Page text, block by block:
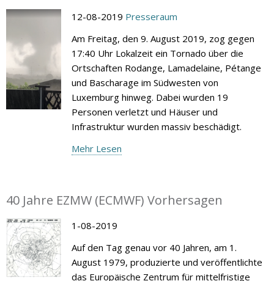
12-08-2019 Presseraum
Am Freitag, den 9. August 2019, zog gegen
17:40 Uhr Lokalzeit ein Tornado über die
Ortschaften Rodange, Lamadelaine, Pétange
und Bascharage im Südwesten von
Luxemburg hinweg. Dabei wurden 19
Personen verletzt und Häuser und
Infrastruktur wurden massiv beschädigt.
Mehr Lesen
40 Jahre EZMW (ECMWF) Vorhersagen
1-08-2019
Auf den Tag genau vor 40 Jahren, am 1.
August 1979, produzierte und veröffentlichte
das Europäische Zentrum für mittelfristige